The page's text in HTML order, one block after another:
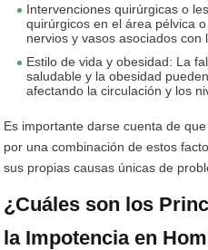
Intervenciones quirúrgicas o
quirúrgicos en el área pélvica
nervios y vasos asociados con
Estilo de vida y obesidad: La
saludable y la obesidad
afectando la circulación y los
Es importante darse cuenta de
por una combinación de estos
sus propias causas únicas de
¿Cuáles son los
la Impotencia en